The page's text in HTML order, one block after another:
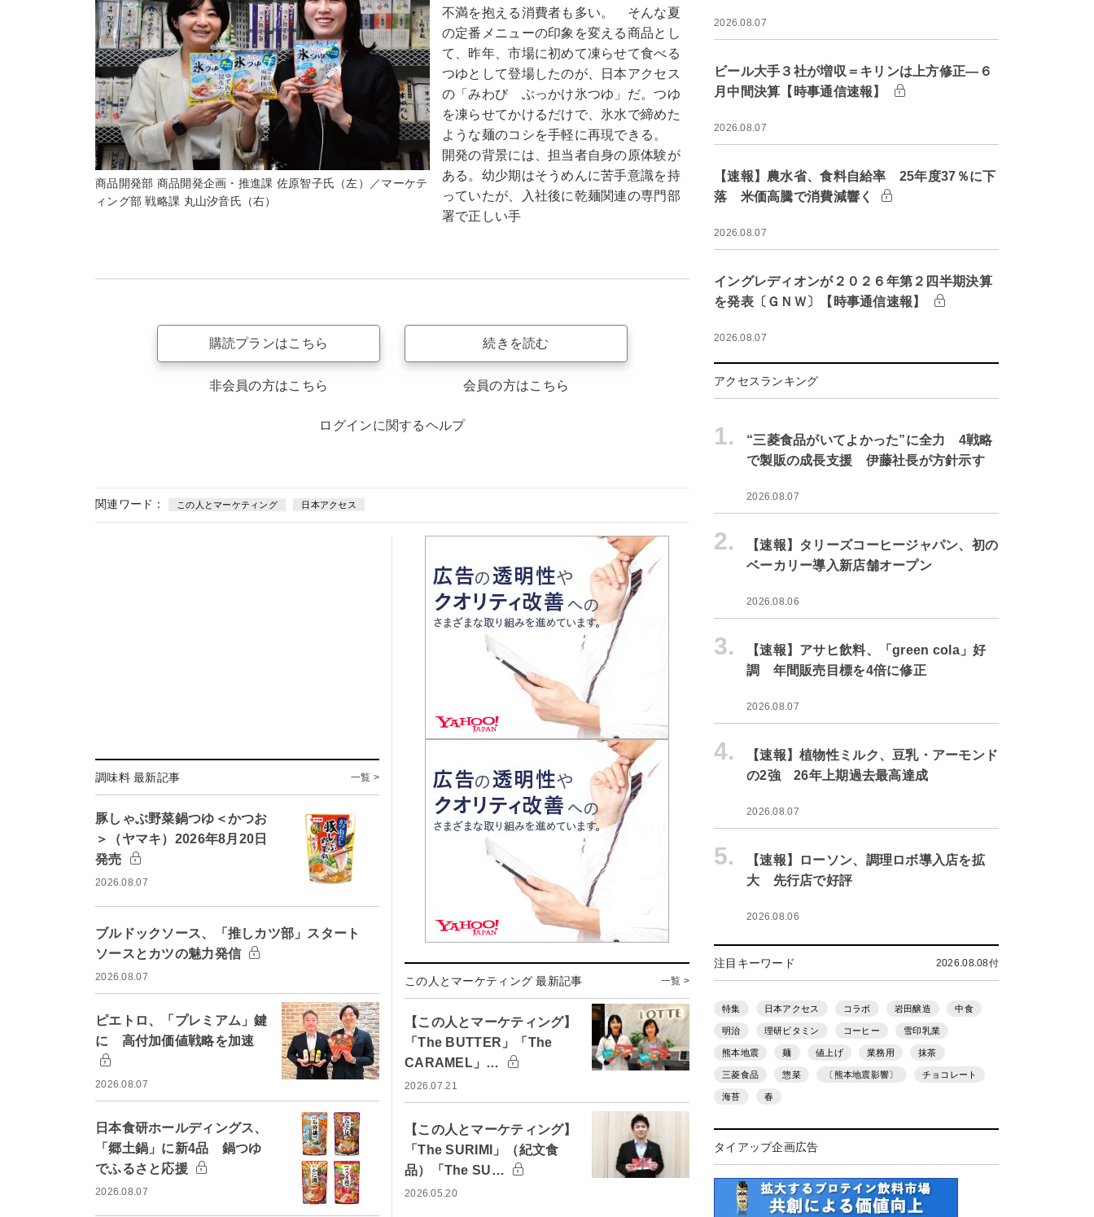
商品開発部 商品開発企画・推進課 佐原智子氏（左）／マーケテ
ィング部 戦略課 丸山汐音氏（右）
不満を抱える消費者も多い。 そんな夏
の定番メニューの印象を変える商品とし
て、昨年、市場に初めて凍らせて食べる
つゆとして登場したのが、日本アクセス
の「みわび ぶっかけ氷つゆ」だ。つゆ
を凍らせてかけるだけで、氷水で締めた
ような麺のコシを手軽に再現できる。
開発の背景には、担当者自身の原体験が
ある。幼少期はそうめんに苦手意識を持
っていたが、入社後に乾麺関連の専門部
署で正しい手
購読プランはこちら
非会員の方はこちら
続きを読む
会員の方はこちら
ログインに関するヘルプ
関連ワード： この人とマーケティング 日本アクセス
調味料 最新記事 一覧 >
豚しゃぶ野菜鍋つゆ＜かつお
＞（ヤマキ）2026年8月20日
発売
2026.08.07
ブルドックソース、「推しカツ部」スタート
ソースとカツの魅力発信
2026.08.07
ピエトロ、「プレミアム」鍵
に 高付加価値戦略を加速
2026.08.07
日本食研ホールディングス、
「郷土鍋」に新4品 鍋つゆ
でふるさと応援
2026.08.07
この人とマーケティング 最新記事 一覧 >
【この人とマーケティング】
「The BUTTER」「The
CARAMEL」…
2026.07.21
【この人とマーケティング】
「The SURIMI」（紀文食
品）「The SU…
2026.05.20
2026.08.07
ビール大手３社が増収＝キリンは上方修正―６
月中間決算【時事通信速報】
2026.08.07
【速報】農水省、食料自給率 25年度37％に下
落 米価高騰で消費減響く
2026.08.07
イングレディオンが２０２６年第２四半期決算
を発表〔ＧＮＷ〕【時事通信速報】
2026.08.07
アクセスランキング
1.
“三菱食品がいてよかった”に全力 4戦略
で製販の成長支援 伊藤社長が方針示す
2026.08.07
2.
【速報】タリーズコーヒージャパン、初の
ベーカリー導入新店舗オープン
2026.08.06
3.
【速報】アサヒ飲料、「green cola」好
調 年間販売目標を4倍に修正
2026.08.07
4.
【速報】植物性ミルク、豆乳・アーモンド
の2強 26年上期過去最高達成
2026.08.07
5.
【速報】ローソン、調理ロボ導入店を拡
大 先行店で好評
2026.08.06
注目キーワード 2026.08.08付
特集 日本アクセス コラボ 岩田醸造 中食
明治 理研ビタミン コーヒー 雪印乳業
熊本地震 麺 値上げ 業務用 抹茶
三菱食品 惣菜 〔熊本地震影響〕 チョコレート
海苔 春
タイアップ企画広告